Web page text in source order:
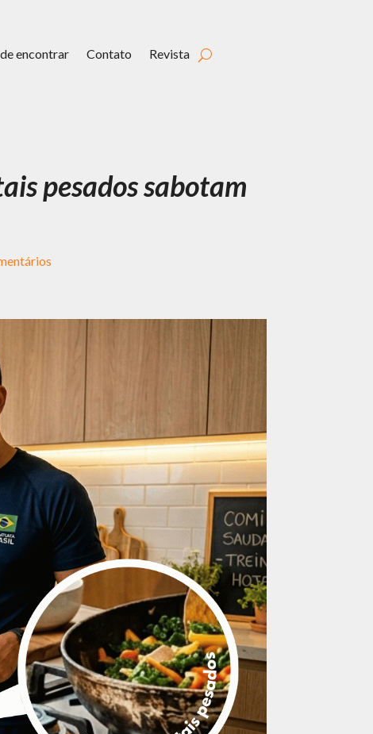
encontrar Contato Revista
pesados sabotam